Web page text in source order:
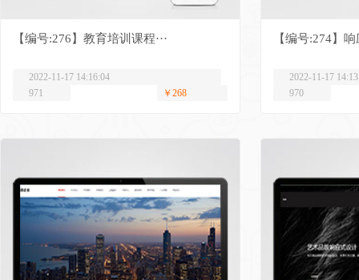
【编号:276】教育培训课程···
2022-11-17 14:16:04
971
￥268
【编号:274】响
2022-11-17
970